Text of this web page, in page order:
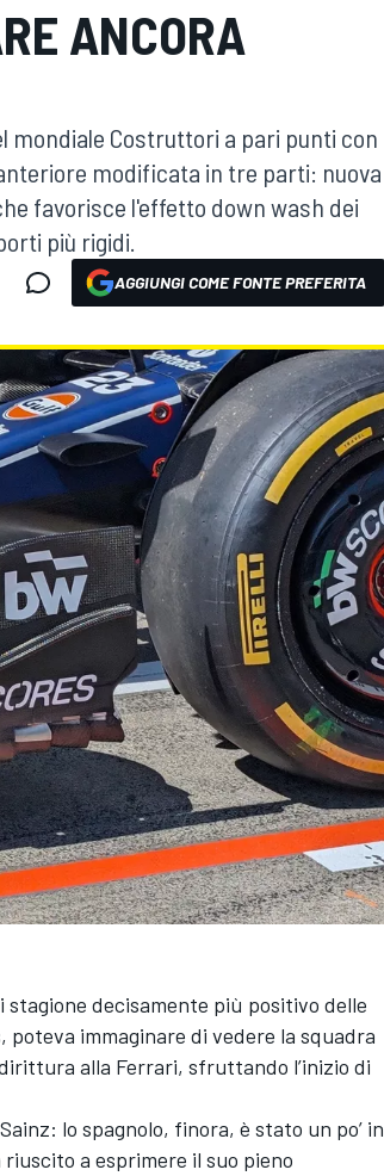
ANCORA
mondiale Costruttori a pari punti con
modificata in tre parti: nuova
favorisce l'effetto down wash dei
più rigidi.
AGGIUNGI COME FONTE PREFERITA
stagione decisamente più positivo delle
immaginare di vedere la squadra
alla Ferrari, sfruttando l’inizio di
lo spagnolo, finora, è stato un po’ in
a esprimere il suo pieno